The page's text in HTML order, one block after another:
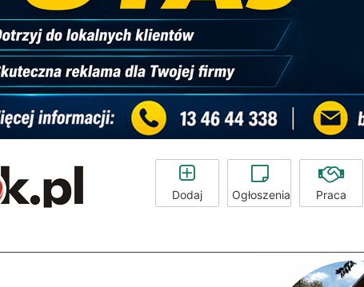
Dodaj Ogłoszenia Praca